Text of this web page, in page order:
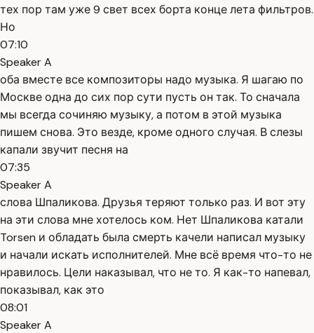
тех пор там уже 9 свет всех борта конце лета фильтров.
Но
07:10
Speaker A
оба вместе все композиторы надо музыка. Я шагаю по
Москве одна до сих пор сути пусть он так. То сначала
мы всегда сочиняю музыку, а потом в этой музыка
пишем снова. Это везде, кроме одного случая. В слезы
капали звучит песня на
07:35
Speaker A
слова Шпаликова. Друзья теряют только раз. И вот эту
на эти слова мне хотелось ком. Нет Шпаликова катали
Torsen и обладать была смерть качели написал музыку
и начали искать исполнителей. Мне всё время что-то не
нравилось. Цели наказывал, что не то. Я как-то напевал,
показывал, как это
08:01
Speaker A